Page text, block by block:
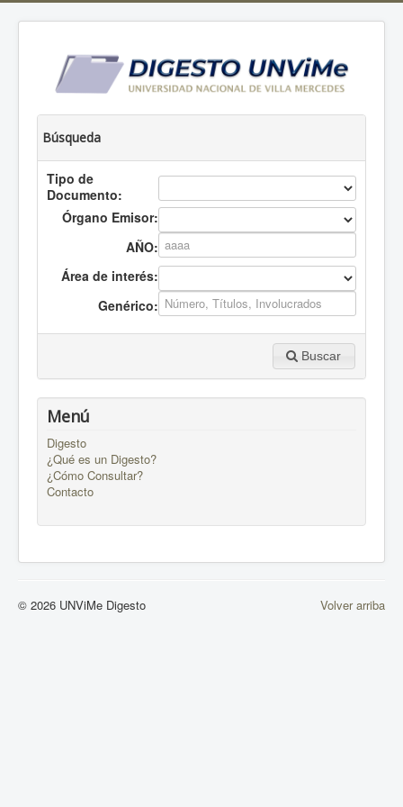
Búsqueda
Tipo de
Documento:
Órgano Emisor:
AÑO:
Área de interés:
Genérico:
Buscar
Menú
Digesto
¿Qué es un Digesto?
¿Cómo Consultar?
Contacto
Volver arriba
© 2026 UNViMe Digesto